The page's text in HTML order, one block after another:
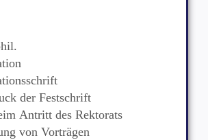
der Festschrift
Antritt des Rektorats
von Vorträgen